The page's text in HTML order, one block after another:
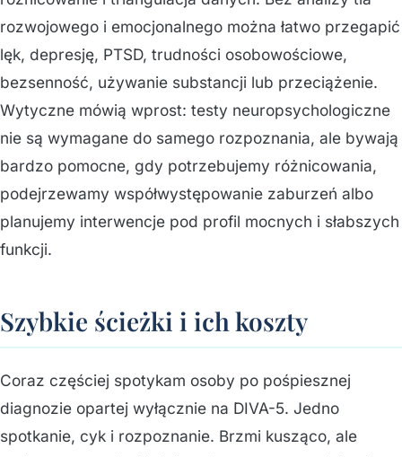
rozwojowego i emocjonalnego można łatwo przegapić
lęk, depresję, PTSD, trudności osobowościowe,
bezsenność, używanie substancji lub przeciążenie.
Wytyczne mówią wprost: testy neuropsychologiczne
nie są wymagane do samego rozpoznania, ale bywają
bardzo pomocne, gdy potrzebujemy różnicowania,
podejrzewamy współwystępowanie zaburzeń albo
planujemy interwencje pod profil mocnych i słabszych
funkcji.
Szybkie ścieżki i ich koszty
Coraz częściej spotykam osoby po pośpiesznej
diagnozie opartej wyłącznie na DIVA-5. Jedno
spotkanie, cyk i rozpoznanie. Brzmi kusząco, ale